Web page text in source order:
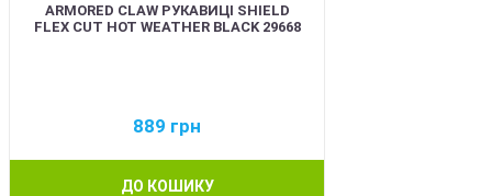
ARMORED CLAW РУКАВИЦІ SHIELD
FLEX CUT HOT WEATHER BLACK 29668
889 грн
ДО КОШИКУ